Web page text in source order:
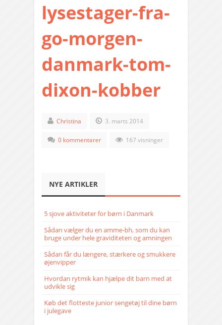
lysestager-fra-
go-morgen-
danmark-tom-
dixon-kobber
Christina 3. marts 2014
0 kommentarer 167 visninger
NYE ARTIKLER
5 sjove aktiviteter for børn i Danmark
Sådan vælger du en amme-bh, som du kan
bruge under hele graviditeten og amningen
Sådan får du længere, stærkere og smukkere
øjenvipper
Hvordan rytmik kan hjælpe dit barn med at
udvikle sig
Køb det flotteste junior sengetøj til dine børn
i julegave